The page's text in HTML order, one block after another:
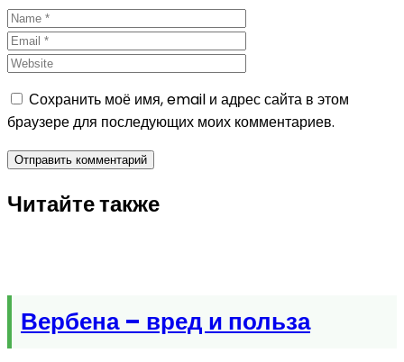
Сохранить моё имя, email и адрес сайта в этом
браузере для последующих моих комментариев.
Читайте также
Вербена – вред и польза